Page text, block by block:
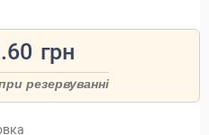
грн
резервуванні